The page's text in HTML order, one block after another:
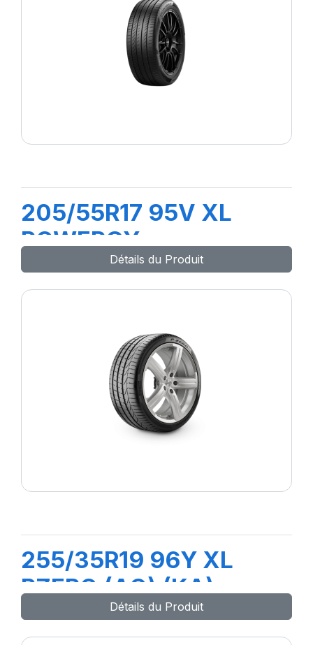
205/55R17 95V XL
POWERGY
Détails du Produit
255/35R19 96Y XL
PZERO (AO) (KA)
Détails du Produit